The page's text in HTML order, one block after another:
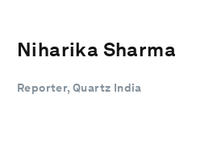
Niharika Sharma
Reporter, Quartz India